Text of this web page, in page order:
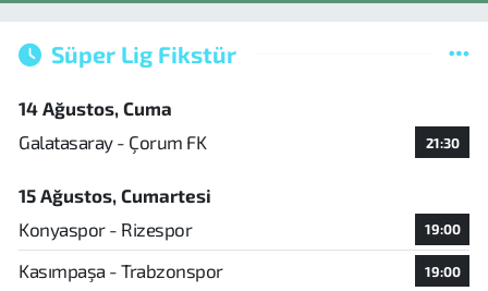
Süper Lig Fikstür
14 Ağustos, Cuma
Galatasaray - Çorum FK
21:30
15 Ağustos, Cumartesi
Konyaspor - Rizespor
19:00
Kasımpaşa - Trabzonspor 19:00